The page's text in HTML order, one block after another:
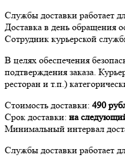
Службы доставки работает
Доставка в день обращения
Сотрудник курьерской
В целях обеспечения
подтверждения заказа.
ресторан и т.п.)
Стоимость доставки: 490
Срок доставки: на
Минимальный интервал
Службы доставки работает